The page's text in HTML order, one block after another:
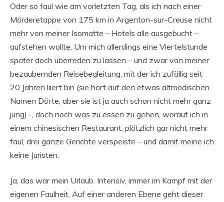
Oder so faul wie am vorletzten Tag, als ich nach einer
Mörderetappe von 175 km in Argenton-sur-Creuse nicht
mehr von meiner Isomatte – Hotels alle ausgebucht –
aufstehen wollte. Um mich allerdings eine Viertelstunde
später doch überreden zu lassen – und zwar von meiner
bezaubernden Reisebegleitung, mit der ich zufällig seit
20 Jahren liiert bin (sie hört auf den etwas altmodischen
Namen Dörte, aber sie ist ja auch schon nicht mehr ganz
jung) -, doch noch was zu essen zu gehen, worauf ich in
einem chinesischen Restaurant, plötzlich gar nicht mehr
faul, drei ganze Gerichte verspeiste – und damit meine ich
keine Juristen.
Ja, das war mein Urlaub. Intensiv, immer im Kampf mit der
eigenen Faulheit. Auf einer anderen Ebene geht dieser